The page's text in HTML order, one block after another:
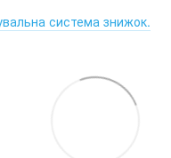
система знижок.